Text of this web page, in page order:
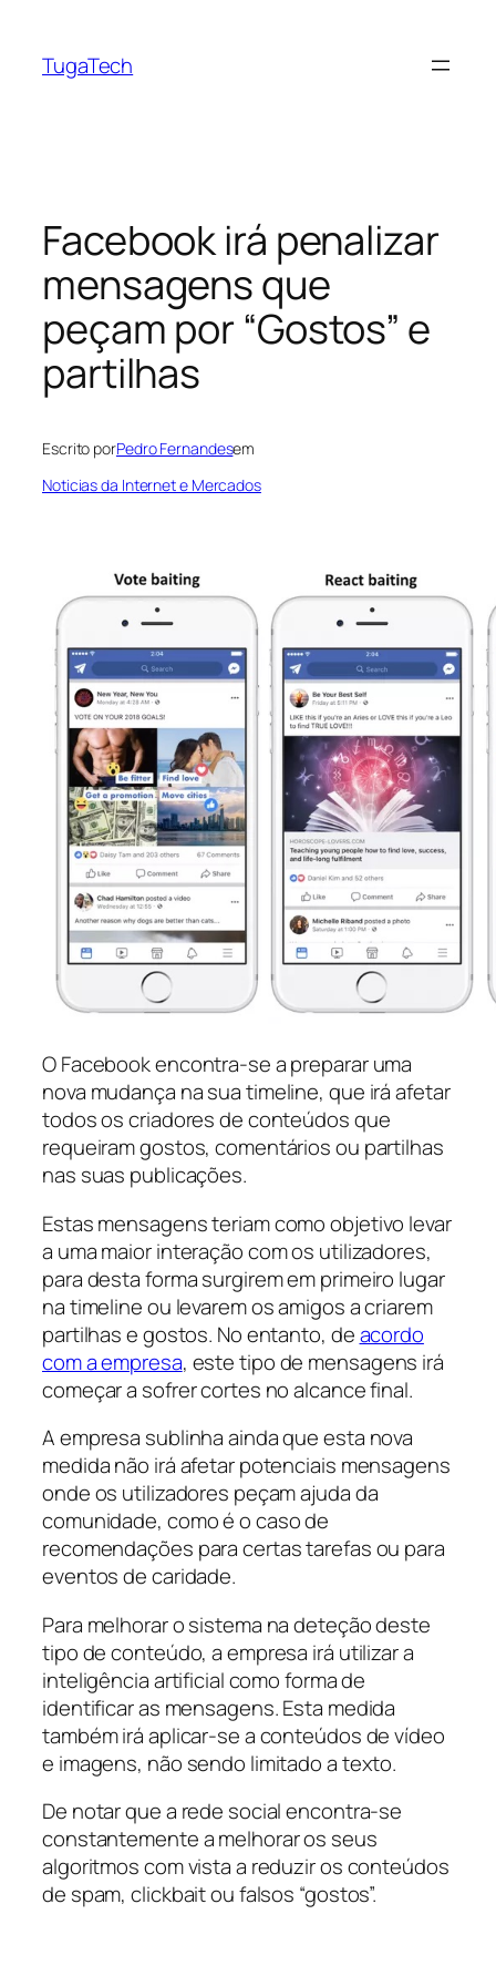
TugaTech
Facebook irá penalizar
mensagens que
peçam por “Gostos” e
partilhas
Escrito porPedro Fernandesem
Noticias da Internet e Mercados
O Facebook encontra-se a preparar uma
nova mudança na sua timeline, que irá afetar
todos os criadores de conteúdos que
requeiram gostos, comentários ou partilhas
nas suas publicações.
Estas mensagens teriam como objetivo levar
a uma maior interação com os utilizadores,
para desta forma surgirem em primeiro lugar
na timeline ou levarem os amigos a criarem
partilhas e gostos. No entanto, deacordo
com a empresa, este tipo de mensagens irá
começar a sofrer cortes no alcance final.
A empresa sublinha ainda que esta nova
medida não irá afetar potenciais mensagens
onde os utilizadores peçam ajuda da
comunidade, como é o caso de
recomendações para certas tarefas ou para
eventos de caridade.
Para melhorar o sistema na deteção deste
tipo de conteúdo, a empresa irá utilizar a
inteligência artificial como forma de
identificar as mensagens. Esta medida
também irá aplicar-se a conteúdos de vídeo
e imagens, não sendo limitado a texto.
De notar que a rede social encontra-se
constantemente a melhorar os seus
algoritmos com vista a reduzir os conteúdos
de spam, clickbait ou falsos “gostos”.